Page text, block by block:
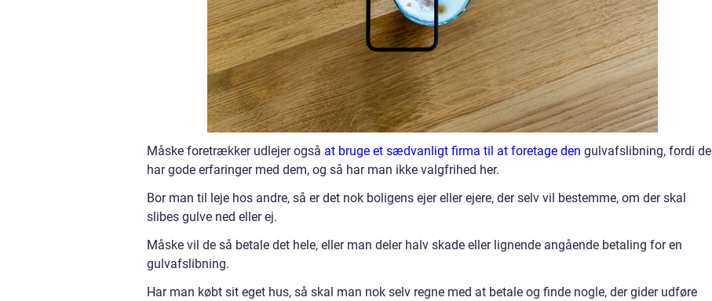
Måske foretrækker udlejer også at bruge et sædvanligt firma til at foretage den gulvafslibning, fordi de
har gode erfaringer med dem, og så har man ikke valgfrihed her.
Bor man til leje hos andre, så er det nok boligens ejer eller ejere, der selv vil bestemme, om der skal
slibes gulve ned eller ej.
Måske vil de så betale det hele, eller man deler halv skade eller lignende angående betaling for en
gulvafslibning.
Har man købt sit eget hus, så skal man nok selv regne med at betale og finde nogle, der gider udføre